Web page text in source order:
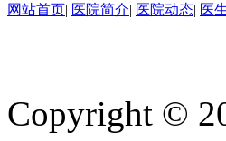
网站首页| 医院简介| 医院动态| 医
Copyright ©